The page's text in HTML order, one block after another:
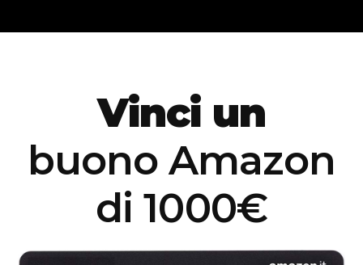
Vinci un
buono Amazon
di 1000€